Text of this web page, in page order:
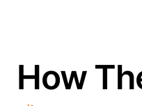
How